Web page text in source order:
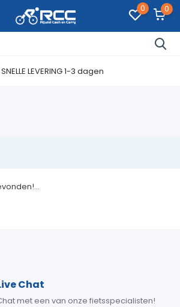
0 0
SNELLE LEVERING 1-3 dagen
Chat
met een van onze fietsspecialisten!